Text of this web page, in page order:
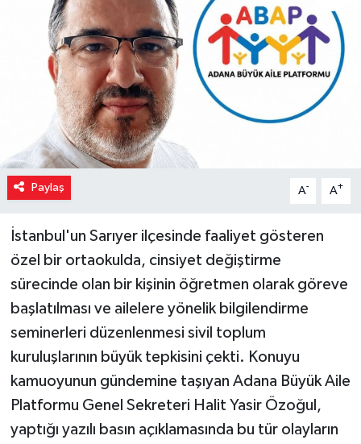
Paylaş A- A+
İstanbul'un Sarıyer ilçesinde faaliyet gösteren
özel bir ortaokulda, cinsiyet değiştirme
sürecinde olan bir kişinin öğretmen olarak göreve
başlatılması ve ailelere yönelik bilgilendirme
seminerleri düzenlenmesi sivil toplum
kuruluşlarının büyük tepkisini çekti. Konuyu
kamuoyunun gündemine taşıyan Adana Büyük Aile
Platformu Genel Sekreteri Halit Yasir Özoğul,
yaptığı yazılı basın açıklamasında bu tür olayların